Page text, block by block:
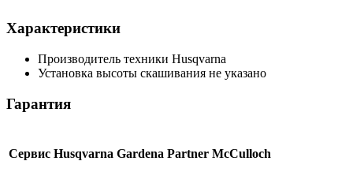
Характеристики
Производитель техники Husqvarna
Установка высоты скашивания не указано
Гарантия
Сервис Husqvarna Gardena Partner McCulloch